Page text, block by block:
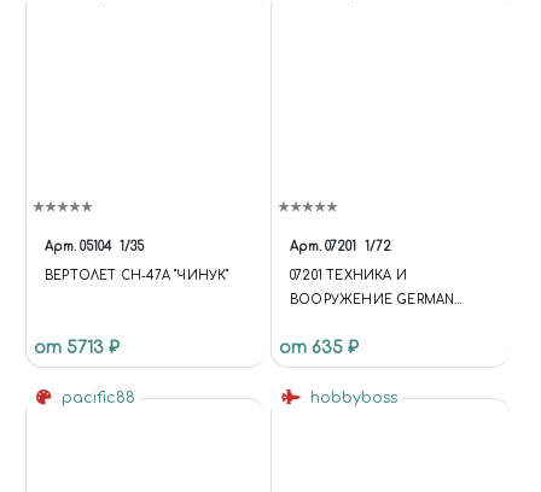
Арт. 05104 1/35
ВЕРТОЛЕТ СН-47А "ЧИНУК"
от 5713 ₽
Арт. 07201 1/72
07201 ТЕХНИКА И
ВООРУЖЕНИЕ GERMAN
HENSCHEL TURRET
от 635 ₽
pacific88 hobbyboss